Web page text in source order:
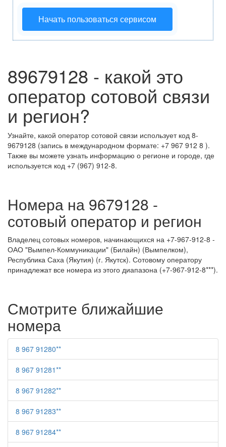
Начать пользоваться сервисом
89679128 - какой это
оператор сотовой связи
и регион?
Узнайте, какой оператор сотовой связи использует код 8-
9679128 (запись в международном формате: +7 967 912 8 ).
Также вы можете узнать информацию о регионе и городе, где
используется код +7 (967) 912-8.
Номера на 9679128 -
сотовый оператор и регион
Владелец сотовых номеров, начинающихся на +7-967-912-8 -
ОАО "Вымпел-Коммуникации" (Билайн) (Вымпелком),
Республика Саха (Якутия) (г. Якутск). Сотовому оператору
принадлежат все номера из этого диапазона (+7-967-912-8***).
Смотрите ближайшие
номера
8 967 91280**
8 967 91281**
8 967 91282**
8 967 91283**
8 967 91284**